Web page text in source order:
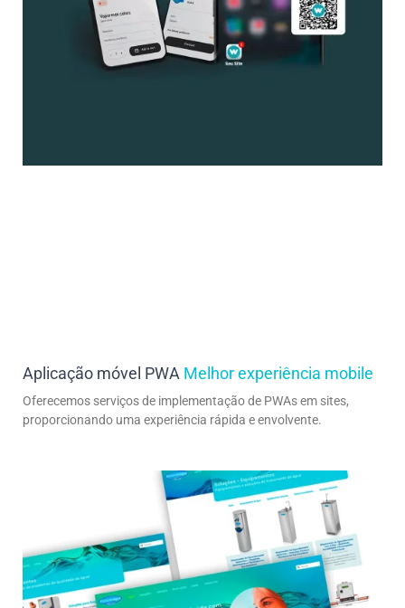
Aplicação móvel PWA Melhor experiência mobile
Oferecemos serviços de implementação de PWAs em sites,
proporcionando uma experiência rápida e envolvente.